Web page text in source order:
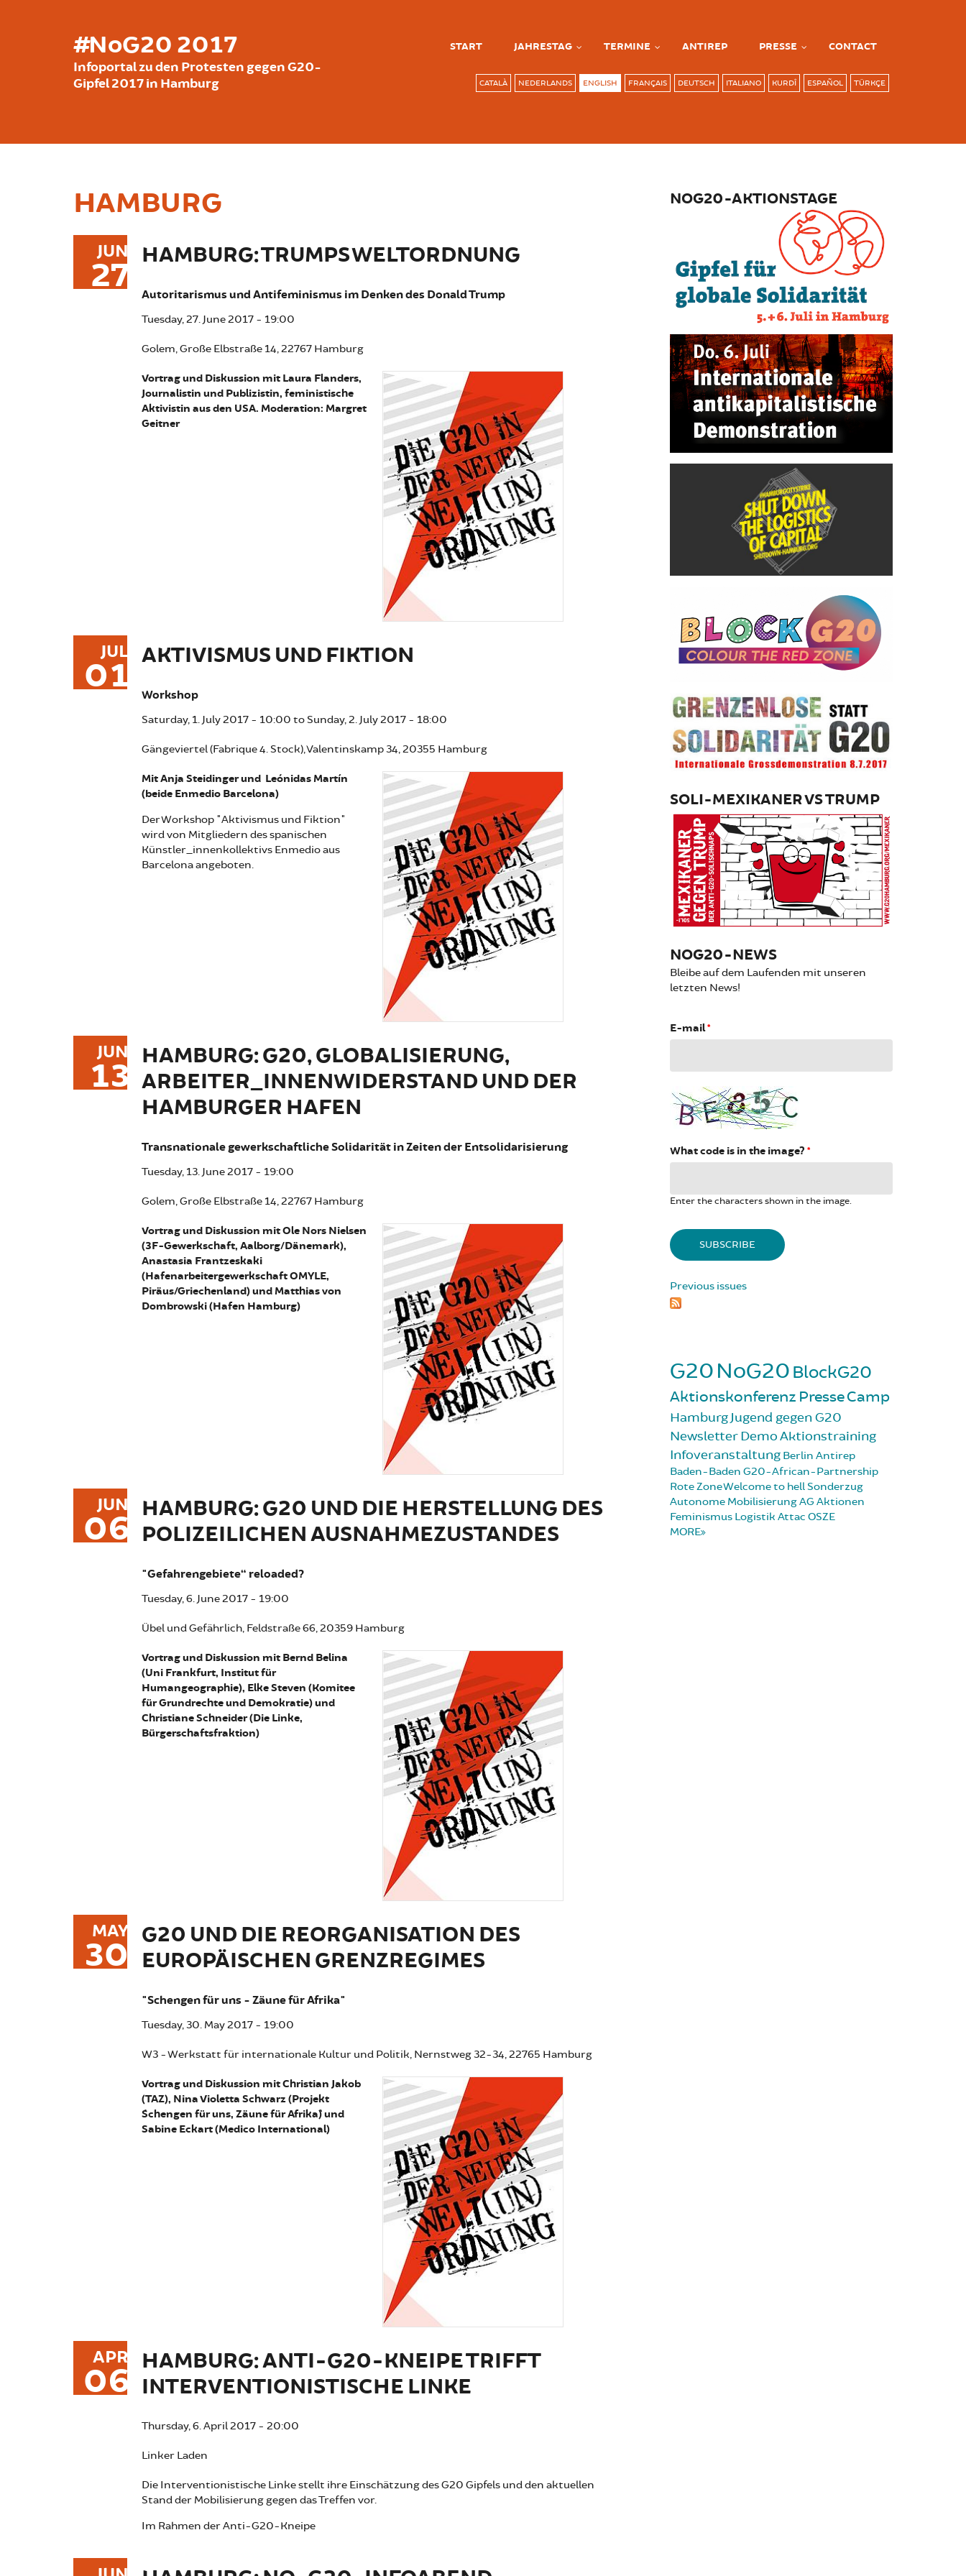
#NoG20 2017
Infoportal zu den Protesten gegen G20-
Gipfel 2017 in Hamburg
START JAHRESTAG TERMINE ANTIREP PRESSE CONTACT
CATALÀ NEDERLANDS ENGLISH FRANÇAIS DEUTSCH ITALIANO KURDÎ ESPAÑOL TÜRKÇE
HAMBURG
JUN
27 HAMBURG: TRUMPS WELTORDNUNG
Autoritarismus und Antifeminismus im Denken des Donald Trump
Tuesday, 27. June 2017 - 19:00
Golem, Große Elbstraße 14, 22767 Hamburg
Vortrag und Diskussion mit Laura Flanders,
Journalistin und Publizistin, feministische
Aktivistin aus den USA. Moderation: Margret
Geitner
JUL
01 AKTIVISMUS UND FIKTION
Workshop
Saturday, 1. July 2017 - 10:00 toSunday, 2. July 2017 - 18:00
Gängeviertel (Fabrique 4. Stock), Valentinskamp 34, 20355 Hamburg
Mit Anja Steidinger und Leónidas Martín
(beide Enmedio Barcelona)
Der Workshop "Aktivismus und Fiktion"
wird von Mitgliedern des spanischen
Künstler_innenkollektivs Enmedio aus
Barcelona angeboten.
JUN
13 HAMBURG: G20, GLOBALISIERUNG,
ARBEITER_INNENWIDERSTAND UND DER
HAMBURGER HAFEN
Transnationale gewerkschaftliche Solidarität in Zeiten der Entsolidarisierung
Tuesday, 13. June 2017 - 19:00
Golem, Große Elbstraße 14, 22767 Hamburg
Vortrag und Diskussion mit Ole Nors Nielsen
(3F-Gewerkschaft, Aalborg/Dänemark),
Anastasia Frantzeskaki
(Hafenarbeitergewerkschaft OMYLE,
Piräus/Griechenland) und Matthias von
Dombrowski (Hafen Hamburg)
JUN
06 HAMBURG: G20 UND DIE HERSTELLUNG DES
POLIZEILICHEN AUSNAHMEZUSTANDES
"Gefahrengebiete“ reloaded?
Tuesday, 6. June 2017 - 19:00
Übel und Gefährlich, Feldstraße 66, 20359 Hamburg
Vortrag und Diskussion mit Bernd Belina
(Uni Frankfurt, Institut für
Humangeographie), Elke Steven (Komitee
für Grundrechte und Demokratie) und
Christiane Schneider (Die Linke,
Bürgerschaftsfraktion)
MAY
30 G20 UND DIE REORGANISATION DES
EUROPÄISCHEN GRENZREGIMES
"Schengen für uns - Zäune für Afrika"
Tuesday, 30. May 2017 - 19:00
W3 - Werkstatt für internationale Kultur und Politik, Nernstweg 32-34, 22765 Hamburg
Vortrag und Diskussion mit Christian Jakob
(TAZ), Nina Violetta Schwarz (Projekt
´Schengen für uns, Zäune für Afrika`) und
Sabine Eckart (Medico International)
APR
06 HAMBURG: ANTI-G20-KNEIPE TRIFFT
INTERVENTIONISTISCHE LINKE
Thursday, 6. April 2017 - 20:00
Linker Laden
Die Interventionistische Linke stellt ihre Einschätzung des G20 Gipfels und den aktuellen
Stand der Mobilisierung gegen das Treffen vor.
Im Rahmen der Anti-G20-Kneipe
NOG20-AKTIONSTAGE
SOLI-MEXIKANER VS TRUMP
NOG20-NEWS
Bleibe auf dem Laufenden mit unseren
letzten News!
E-mail*
What code is in the image? *
Enter the characters shown in the image.
Previous issues
G20NoG20 BlockG20
Aktionskonferenz PresseCamp
HamburgJugend gegen G20
NewsletterDemoAktionstraining
Infoveranstaltung Berlin Antirep
Baden-Baden G20-African-Partnership
Rote ZoneWelcome to hellSonderzug
Autonome MobilisierungAG Aktionen
Feminismus Logistik Attac OSZE
MORE